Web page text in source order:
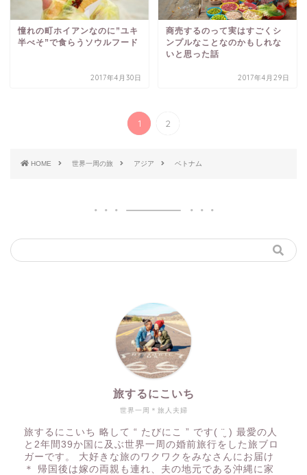
憧れの町ホイアンなのに”ユキ
半べそ”で食らうソウルフード
2017年4月30日
商売するのって実はすごくシ
ンプルなことなのかもしれな
いと思った話
2017年4月29日
1 2
HOME 世界一周の旅 アジア ベトナム
世界一周＊旅人夫婦
旅するにこいち
旅するにこいち 略して “ たびにこ ” です( ¨̮ ) 最愛の人
と2年間39か国に及ぶ世界一周の婚前旅行をした旅ブロ
ガーです。 大好きな旅のワクワクをみなさんにお届け
＊ 帰国後は嫁の両親も連れ、夫の地元である沖縄に家